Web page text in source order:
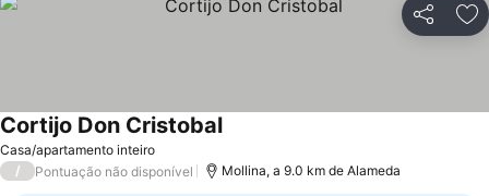
Partilhar
Casa/apartamento inteiro
Cortijo Don Cristobal
/ Pontuação não disponível Mollina, a 9.0 km de Alameda